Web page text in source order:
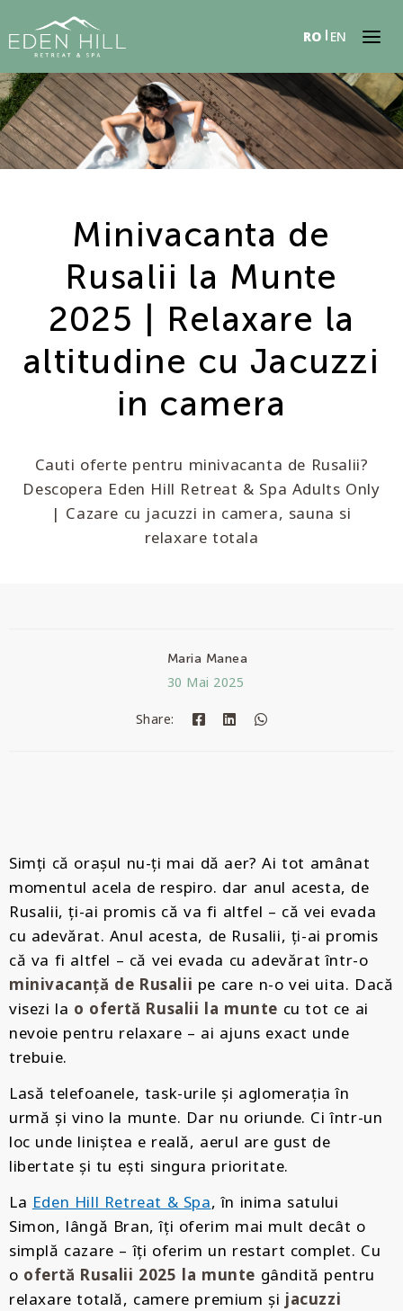
RO EN
Minivacanta de
Rusalii la Munte
2025 | Relaxare la
altitudine cu Jacuzzi
in camera
Cauti oferte pentru minivacanta de Rusalii?
Descopera Eden Hill Retreat & Spa Adults Only
| Cazare cu jacuzzi in camera, sauna si
relaxare totala
Maria Manea
30 Mai 2025
Share:
Simți că orașul nu-ți mai dă aer? Ai tot amânat
momentul acela de respiro. dar anul acesta, de
Rusalii, ți-ai promis că va fi altfel – că vei evada
cu adevărat. Anul acesta, de Rusalii, ți-ai promis
că va fi altfel – că vei evada cu adevărat într-o
minivacanță de Rusalii pe care n-o vei uita. Dacă
visezi la o ofertă Rusalii la munte cu tot ce ai
nevoie pentru relaxare – ai ajuns exact unde
trebuie.
Lasă telefoanele, task-urile și aglomerația în
urmă și vino la munte. Dar nu oriunde. Ci într-un
loc unde liniștea e reală, aerul are gust de
libertate și tu ești singura prioritate.
La Eden Hill Retreat & Spa, în inima satului
Simon, lângă Bran, îți oferim mai mult decât o
simplă cazare – îți oferim un restart complet. Cu
o ofertă Rusalii 2025 la munte gândită pentru
relaxare totală, camere premium și jacuzzi